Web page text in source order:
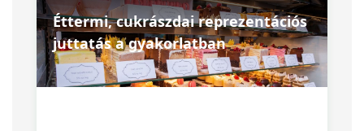
Éttermi, cukrászdai reprezentációs
juttatás a gyakorlatban